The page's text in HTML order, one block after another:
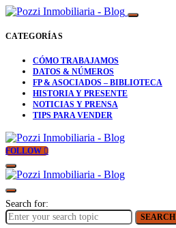
CATEGORÍAS
CÓMO TRABAJAMOS
DATOS & NÚMEROS
FP & ASOCIADOS – BIBLIOTECA
HISTORIA Y PRESENTE
NOTICIAS Y PRENSA
TIPS PARA VENDER
FOLLOW
Search for:
SEARCH